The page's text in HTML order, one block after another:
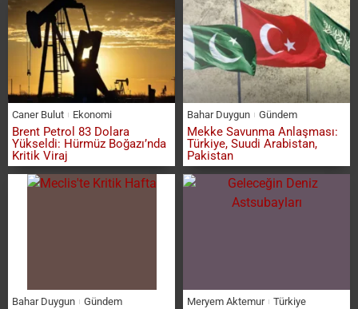
Caner Bulut Ekonomi
Brent Petrol 83 Dolara
Yükseldi: Hürmüz Boğazı’nda
Kritik Viraj
Bahar Duygun Gündem
Mekke Savunma Anlaşması:
Türkiye, Suudi Arabistan,
Pakistan
Bahar Duygun Gündem Meryem Aktemur Türkiye